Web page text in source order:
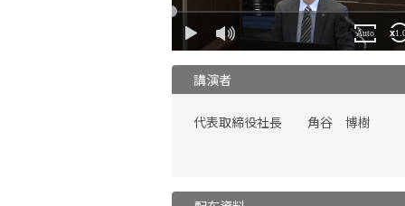
講演者
代表取締役社長 角谷 博樹